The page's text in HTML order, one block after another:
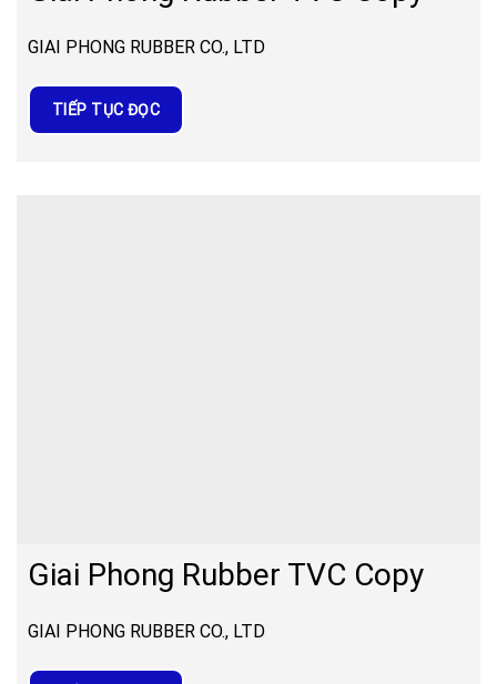
GIAI PHONG RUBBER CO., LTD
TIẾP TỤC ĐỌC
Giai Phong Rubber TVC Copy
GIAI PHONG RUBBER CO., LTD